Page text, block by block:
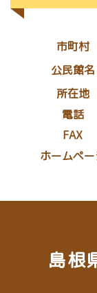
市町村
公民館名
所在地
電話
FAX
ホームペ
島根